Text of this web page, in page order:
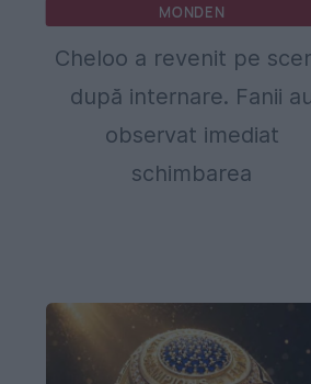
MONDEN
Cheloo a revenit pe
după internare. Fanii
observat imediat
schimbarea